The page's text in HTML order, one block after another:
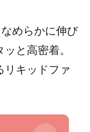
めらかに伸び
と高密着。
リキッドファ